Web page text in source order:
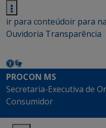
ir para conteúdoir para
Ouvidoria Transparência
PROCON MS
Secretaria-Executiva de
Consumidor